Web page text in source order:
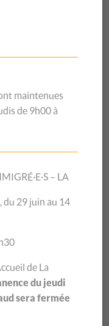
Migration
Retour sur une
l’adaptation et le
Migration (PICM)
Programme
cantonal pour
du racisme
renforcer, en
dans certaines
et le finance.
à
décentralisées
maintenues
de 9h00 à
– LA
du 29 juin au 14
de La
du jeudi
sera fermée